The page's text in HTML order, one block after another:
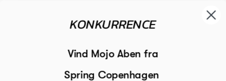
Tilmeld dig nyhedsbrevet
Tilmeld dig nyhedsbrevet, og deltag i
lodtrækningen om Mojo aben fra Spring